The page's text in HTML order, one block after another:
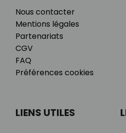
Nous contacter
Mentions légales
Partenariats
CGV
FAQ
Préférences cookies
LIENS UTILES